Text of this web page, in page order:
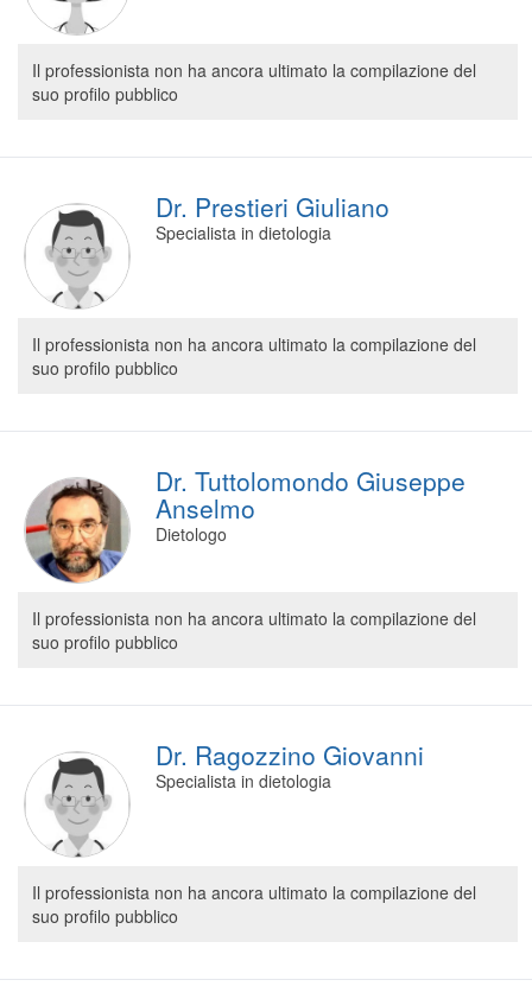
Il professionista non ha ancora ultimato la compilazione del
suo profilo pubblico
Dr. Prestieri Giuliano
Specialista in dietologia
Il professionista non ha ancora ultimato la compilazione del
suo profilo pubblico
Dr. Tuttolomondo Giuseppe
Anselmo
Dietologo
Il professionista non ha ancora ultimato la compilazione del
suo profilo pubblico
Dr. Ragozzino Giovanni
Specialista in dietologia
Il professionista non ha ancora ultimato la compilazione del
suo profilo pubblico